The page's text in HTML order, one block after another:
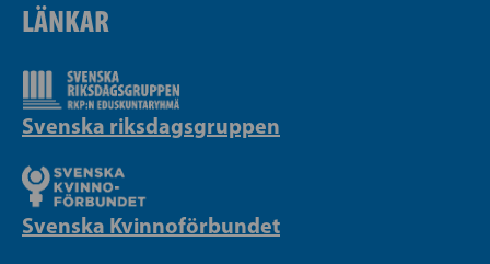
LÄNKAR
Svenska riksdagsgruppen
Svenska Kvinnoförbundet